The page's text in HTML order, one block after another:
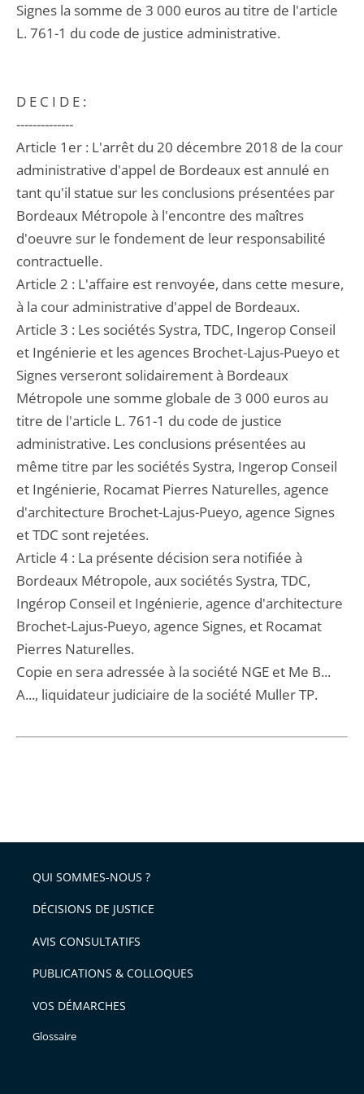
Signes la somme de 3 000 euros au titre de l'article
L. 761-1 du code de justice administrative.
D E C I D E :
--------------
Article 1er : L'arrêt du 20 décembre 2018 de la cour
administrative d'appel de Bordeaux est annulé en
tant qu'il statue sur les conclusions présentées par
Bordeaux Métropole à l'encontre des maîtres
d'oeuvre sur le fondement de leur responsabilité
contractuelle.
Article 2 : L'affaire est renvoyée, dans cette mesure,
à la cour administrative d'appel de Bordeaux.
Article 3 : Les sociétés Systra, TDC, Ingerop Conseil
et Ingénierie et les agences Brochet-Lajus-Pueyo et
Signes verseront solidairement à Bordeaux
Métropole une somme globale de 3 000 euros au
titre de l'article L. 761-1 du code de justice
administrative. Les conclusions présentées au
même titre par les sociétés Systra, Ingerop Conseil
et Ingénierie, Rocamat Pierres Naturelles, agence
d'architecture Brochet-Lajus-Pueyo, agence Signes
et TDC sont rejetées.
Article 4 : La présente décision sera notifiée à
Bordeaux Métropole, aux sociétés Systra, TDC,
Ingérop Conseil et Ingénierie, agence d'architecture
Brochet-Lajus-Pueyo, agence Signes, et Rocamat
Pierres Naturelles.
Copie en sera adressée à la société NGE et Me B...
A..., liquidateur judiciaire de la société Muller TP.
QUI SOMMES-NOUS ?
DÉCISIONS DE JUSTICE
AVIS CONSULTATIFS
PUBLICATIONS & COLLOQUES
VOS DÉMARCHES
Glossaire